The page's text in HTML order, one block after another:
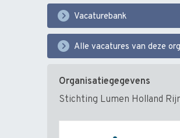
Vacaturebank
Alle vacatures van deze
Organisatiegegevens
Stichting Lumen Holland